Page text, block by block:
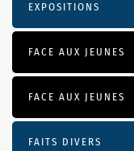
EXPOSITIONS
FACE AUX JEUNES
FACE AUX JEUNES
FAITS DIVERS